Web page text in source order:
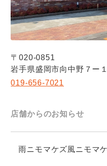
〒020-0851
岩手県盛岡市向中野７ー
019-656-7021
店舗からのお知らせ
雨ニモマケズ風ニモマ